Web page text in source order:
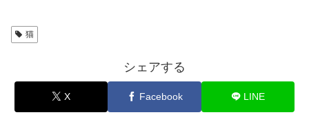
猫
シェアする
X Facebook LINE